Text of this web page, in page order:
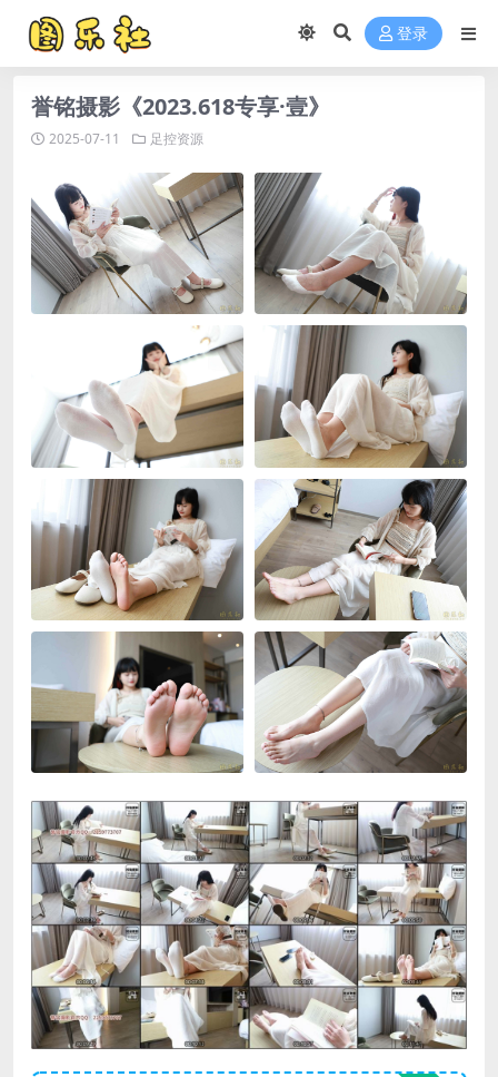
登录
誉铭摄影《2023.618专享·壹》
2025-07-11 足控资源